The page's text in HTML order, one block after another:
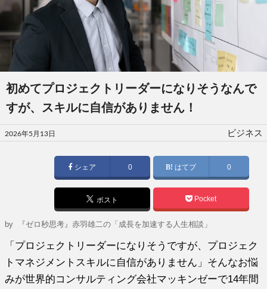
初めてプロジェクトリーダーになりそうなんで
すが、スキルに自信がありません！
投
稿
2026年5月13日 ビジネス
シェア 0 はてブ 0
ポスト Pocket
by 『ゼロ秒思考』赤羽雄二の「成長を加速する人生相談」
「プロジェクトリーダーになりそうですが、プロジェク
トマネジメントスキルに自信がありません」そんなお悩
みが世界的コンサルティング会社マッキンゼーで14年間